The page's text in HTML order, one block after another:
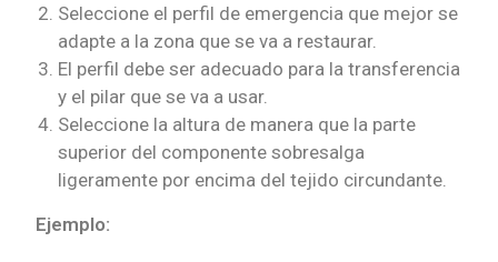
Seleccione el perfil de emergencia que mejor se
adapte a la zona que se va a restaurar.
El perfil debe ser adecuado para la transferencia
y el pilar que se va a usar.
Seleccione la altura de manera que la parte
superior del componente sobresalga
ligeramente por encima del tejido circundante.
Ejemplo: